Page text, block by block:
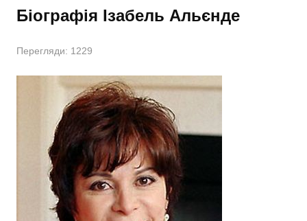
Твори німецькою
БІОГРАФІЇ
Українські письменники
Зарубіжні письменники
АНАЛІЗ ТВОРІВ
Аналіз творів українських пісменників
Аналіз творів зарубіжних пісменників
Біографія Ізабель Альєнде
Перегляди: 1229